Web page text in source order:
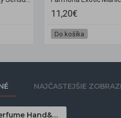
11,20€
Do košíka
NAJČASTEJŠIE
Farmona Perfume Hand&Body krém na ruky Glamur 300 ml